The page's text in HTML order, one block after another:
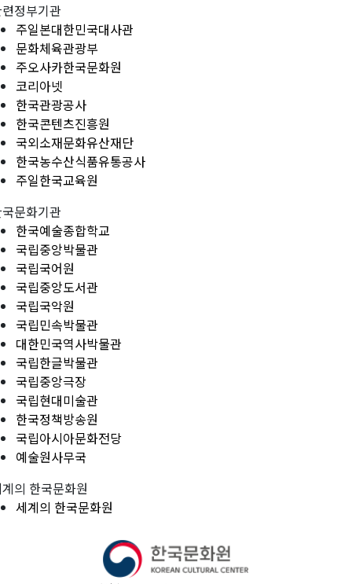
정부기관
주일본대한민국대사관
문화체육관광부
주오사카한국문화원
코리아넷
한국관광공사
한국콘텐츠진흥원
국외소재문화유산재단
한국농수산식품유통공사
주일한국교육원
문화기관
한국예술종합학교
국립중앙박물관
국립국어원
국립중앙도서관
국립국악원
국립민속박물관
대한민국역사박물관
국립한글박물관
국립중앙극장
국립현대미술관
한국정책방송원
국립아시아문화전당
예술원사무국
의 한국문화원
세계의 한국문화원